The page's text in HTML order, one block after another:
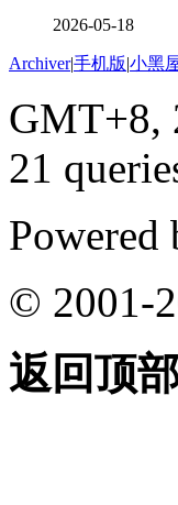
2026-05-18
Archiver|手机版|小黑
GMT+8,
21
Powered
© 2001-
返回顶